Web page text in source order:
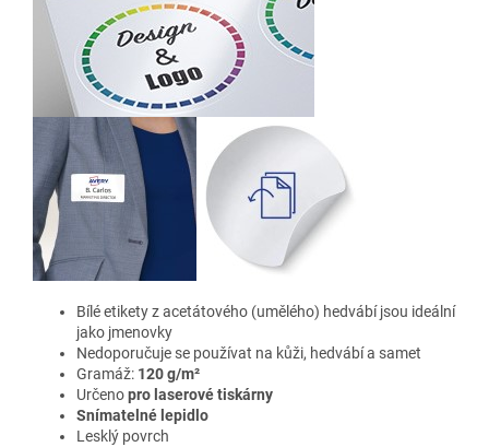
Bílé etikety z acetátového (umělého) hedvábí jsou ideální
jako jmenovky
Nedoporučuje se používat na kůži, hedvábí a samet
Gramáž: 120 g/m²
Určenopro laserové tiskárny
Snímatelné lepidlo
Lesklý povrch